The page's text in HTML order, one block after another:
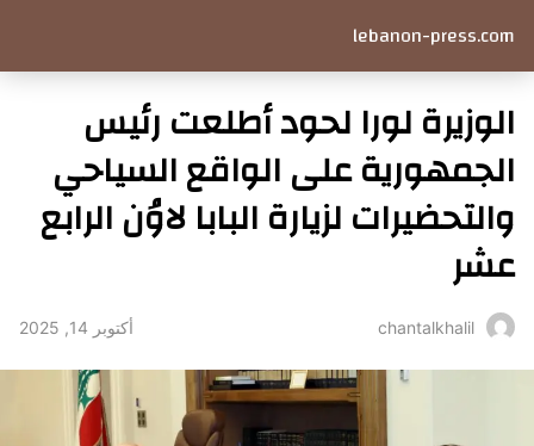
lebanon-press.com
الوزيرة لورا لحود أطلعت رئيس
الجمهورية على الواقع السياحي
والتحضيرات لزيارة البابا لاوُن الرابع
عشر
chantalkhalil أكتوبر 14, 2025